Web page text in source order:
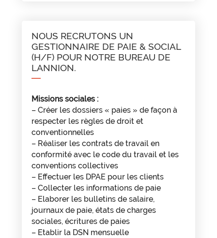
NOUS RECRUTONS UN
GESTIONNAIRE DE PAIE & SOCIAL
(H/F) POUR NOTRE BUREAU DE
LANNION.
Missions sociales :
– Créer les dossiers « paies » de façon à
respecter les règles de droit et
conventionnelles
– Réaliser les contrats de travail en
conformité avec le code du travail et les
conventions collectives
– Effectuer les DPAE pour les clients
– Collecter les informations de paie
– Elaborer les bulletins de salaire,
journaux de paie, états de charges
sociales, écritures de paies
– Etablir la DSN mensuelle